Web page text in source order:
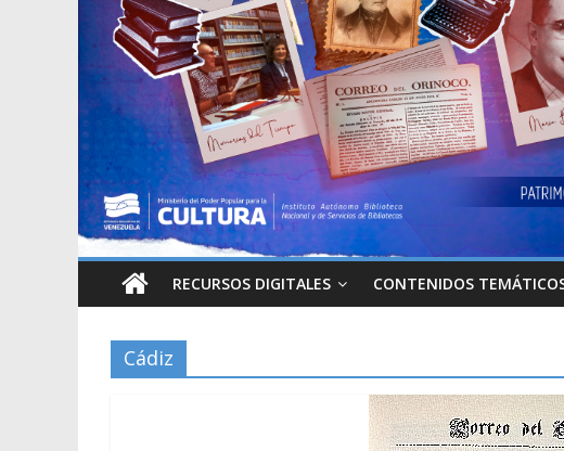
RECURSOS DIGITALES CONTENIDOS
Cádiz